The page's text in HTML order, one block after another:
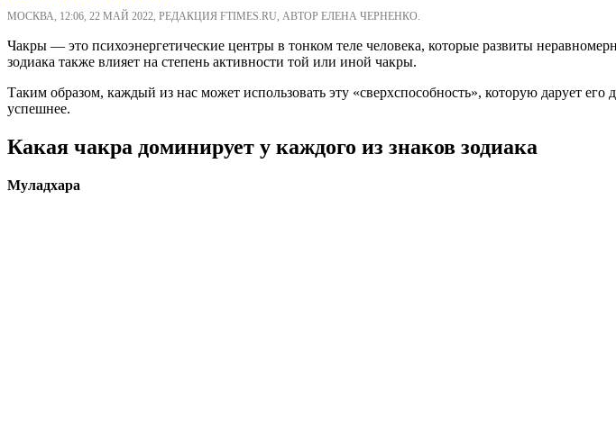
МОСКВА, 12:06, 22 МАЙ 2022, РЕДАКЦИЯ FTIMES.RU, АВТОР ЕЛЕНА ЧЕРНЕНКО.
Чакры — это психоэнергетические центры в тонком теле человека, которые развиты
зодиака также влияет на степень активности той или иной чакры.
Таким образом, каждый из нас может использовать эту «сверхспособность», которую дарует
успешнее.
Какая чакра доминирует у каждого из знаков зодиака
Муладхара